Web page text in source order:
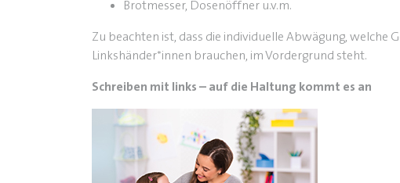
Brotmesser, Dosenöffner u.v.m.
Zu beachten ist, dass die individuelle Abwägung, welche
Linkshänder*innen brauchen, im Vordergrund steht.
Schreiben mit links – auf die Haltung kommt es an